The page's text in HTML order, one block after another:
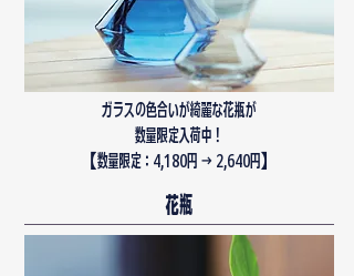
ガラスの色合いが綺麗な花瓶が
数量限定入荷中！
​【数量限定：4,180円 → 2,640円】
花瓶